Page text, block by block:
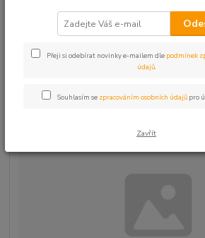
Hořčice bílá mletá
Přeji si odebírat novinky e-mailem dle podmínek
údajů.
Souhlasím se zpracováním osobních údajů pro
Zavřít